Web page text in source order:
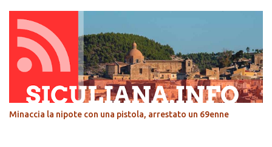
Minaccia la nipote con una pistola, arrestato un 69enne